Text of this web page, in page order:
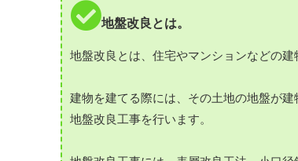
地盤改良とは。
地盤改良とは、住宅やマンションなどの
建物を建てる際には、その土地の地盤が
地盤改良工事を行います。